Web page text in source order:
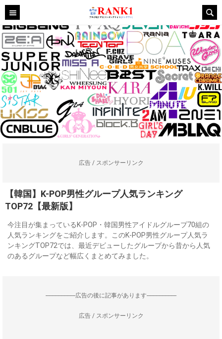
広告 / スポンサーリンク
【韓国】K-POP男性グループ人気ランキング
TOP72【最新版】
今注目が集まっているK-POP・韓国男性アイドルグループ70組の
人気ランキングをご紹介します。このK-POP男性グループ人気ラ
ンキングTOP72では、最近デビューしたグループから昔から人気
のあるグループなど幅広くまとめてみました。
--------------------広告の後に記事があります--------------------
広告 / スポンサーリンク